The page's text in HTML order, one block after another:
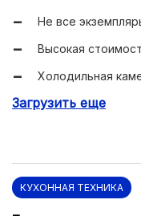
Не все
Высокая
Холодильная
Загрузить еще
КУХОННАЯ ТЕХНИКА